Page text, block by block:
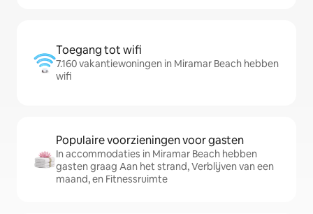
Toegang tot wifi
7.160 vakantiewoningen in Miramar Beach hebben
wifi
Populaire voorzieningen voor gasten
In accommodaties in Miramar Beach hebben
gasten graag Aan het strand, Verblijven van een
maand, en Fitnessruimte